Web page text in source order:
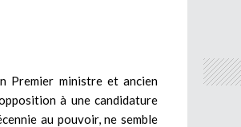
Premier ministre et ancien
à une candidature
au pouvoir, ne semble